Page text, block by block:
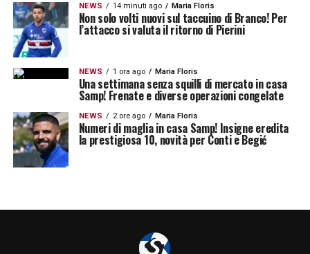
NEWS 14 minuti ago Maria Floris
Non solo volti nuovi sul taccuino di Branco! Per
l’attacco si valuta il ritorno di Pierini
NEWS 1 ora ago Maria Floris
Una settimana senza squilli di mercato in casa
Samp! Frenate e diverse operazioni congelate
NEWS 2 ore ago Maria Floris
Numeri di maglia in casa Samp! Insigne eredita
la prestigiosa 10, novità per Conti e Begić